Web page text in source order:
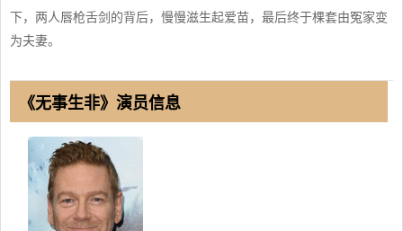
下，两人唇枪舌剑的背后，慢慢滋生起爱苗，最后终于棵套由冤家变
为夫妻。
《无事生非》演员信息